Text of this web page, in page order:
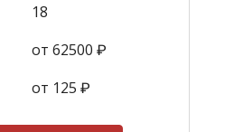
18
от 62500 ₽
от 125 ₽